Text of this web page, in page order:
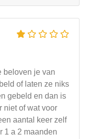
beloven je van
of laten ze niks
gebeld en dan is
niet of wat voor
aantal keer zelf
1 a 2 maanden